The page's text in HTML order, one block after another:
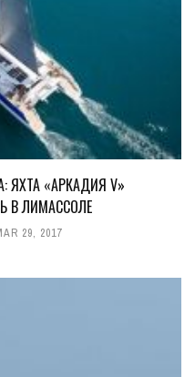
ЯХТА «АРКАДИЯ V»
В ЛИМАССОЛЕ
29, 2017